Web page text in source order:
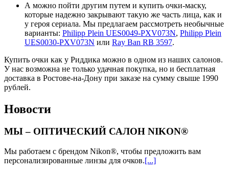
А можно пойти другим путем и купить очки-маску,
которые надежно закрывают такую же часть лица, как и
у героя сериала. Мы предлагаем рассмотреть необычные
варианты: Philipp Plein UES0049-PXV073N, Philipp Plein
UES0030-PXV073N или Ray Ban RB 3597.
Купить очки как у Риддика можно в одном из наших салонов.
У нас возможна не только удачная покупка, но и бесплатная
доставка в Ростове-на-Дону при заказе на сумму свыше 1990
рублей.
Новости
МЫ – ОПТИЧЕСКИЙ САЛОН NIKON®​
Мы работаем с брендом Nikon®, чтобы предложить вам
персонализированные линзы для очков​.[...]